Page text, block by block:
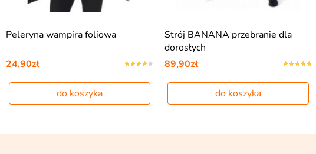
Peleryna wampira foliowa
24,90zł
do koszyka
Strój BANANA przebranie dla
dorosłych
89,90zł
do koszyka